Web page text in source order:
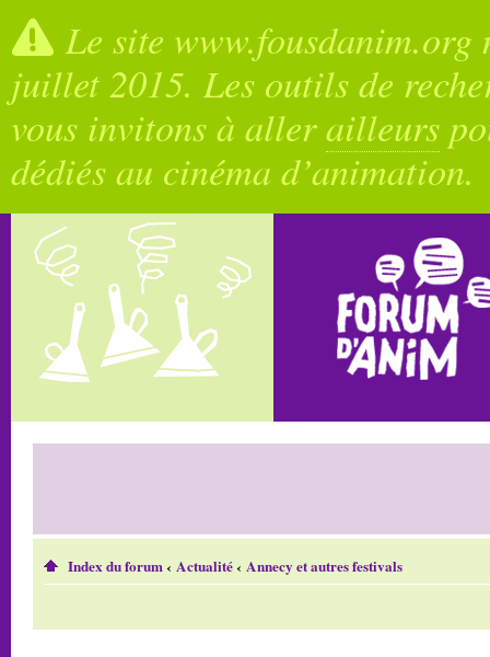
Le site
juillet 2015. Les outils de
vous invitons à allerailleurs
dédiés au cinéma d’animation.
Index du forum‹ Actualité‹ Annecy et autres festivals